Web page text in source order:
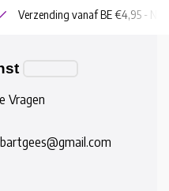
Verzending vanaf BE €4,95 - NL
Vragen